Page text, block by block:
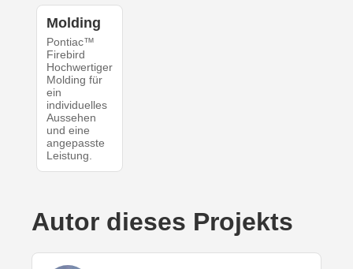
Molding
Pontiac™
Firebird
Hochwertiger
Molding für
ein
individuelles
Aussehen
und eine
angepasste
Leistung.
Autor dieses Projekts